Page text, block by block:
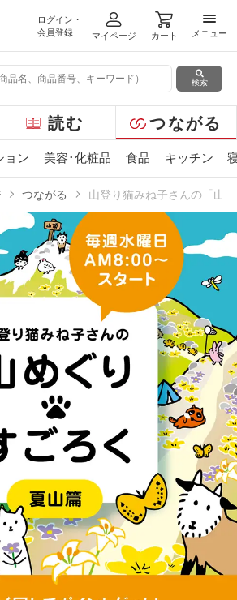
ログイン・
会員登録
マイページ カート
メニ
メニュー
検索
読む つながる
ョン 美容･化粧品 食品 キッチン
つながる 山登り猫みね子さんの「山